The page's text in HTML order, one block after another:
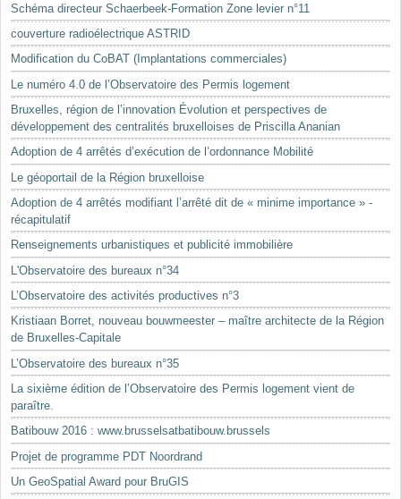
Mots-clés
Renseignements urbanistiques
Schéma directeur Schaerbeek-Formation Zone levier n°11
couverture radioélectrique ASTRID
Modification du CoBAT (Implantations commerciales)
Le numéro 4.0 de l’Observatoire des Permis logement
Bruxelles, région de l’innovation Évolution et perspectives de
développement des centralités bruxelloises de Priscilla Ananian
Adoption de 4 arrêtés d’exécution de l’ordonnance Mobilité
Le géoportail de la Région bruxelloise
Adoption de 4 arrêtés modifiant l’arrêté dit de « minime importance » -
récapitulatif
Renseignements urbanistiques et publicité immobilière
L'Observatoire des bureaux n°34
L’Observatoire des activités productives n°3
Kristiaan Borret, nouveau bouwmeester – maître architecte de la Région
de Bruxelles-Capitale
L’Observatoire des bureaux n°35
La sixième édition de l’Observatoire des Permis logement vient de
paraître.
Batibouw 2016 : www.brusselsatbatibouw.brussels
Projet de programme PDT Noordrand
Un GeoSpatial Award pour BruGIS